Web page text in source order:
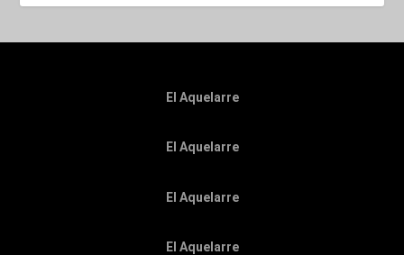
El Aquelarre
El Aquelarre
El Aquelarre
El Aquelarre